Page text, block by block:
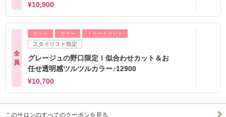
¥10,900
全
員
カット カラー トリートメント
スタイリスト指定
グレージュの野口限定！似合わせカット＆お
任せ透明感ツルツルカラー♪12900
¥10,700
このサロンのすべてのクーポンを見る